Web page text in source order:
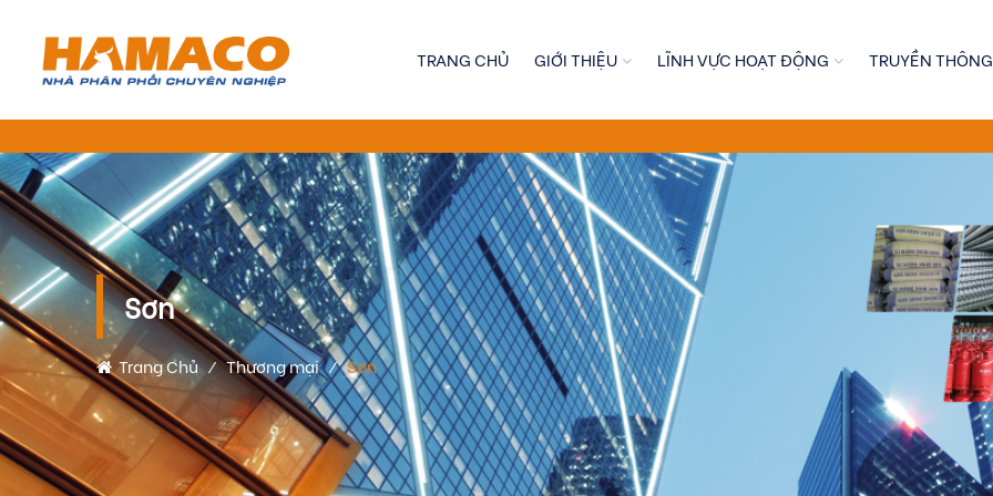
TRANG CHỦ GIỚI THIỆU LĨNH VỰC HOẠT ĐỘNG TRUYỀN THÔNG
Sơn
Trang Chủ⁄Thương mại⁄Sơn